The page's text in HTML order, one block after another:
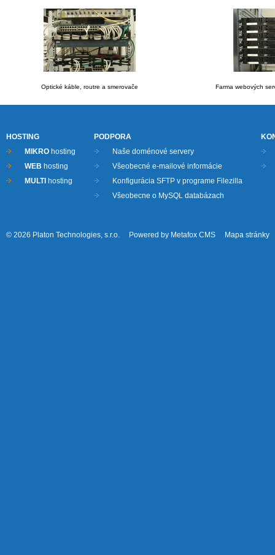
Optické káble, routre a smerovače Farma webových
HOSTING
MIKRO hosting
WEB hosting
MULTI hosting
PODPORA
Naše doménové servery
Všeobecné e-mailové informácie
Konfigurácia SFTP v programe Filezilla
Všeobecne o MySQL databázach
© 2026 Platon Technologies, s.r.o. Powered by Metafox CMS Mapa stránky